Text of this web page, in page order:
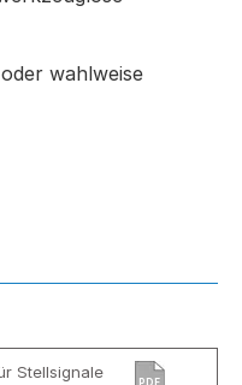
wahlweise
Stellsignale
PDF